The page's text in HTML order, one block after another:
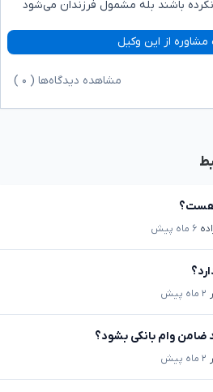
باشند بله مشمول فرزندان می‌شود
مشاوره از این وکیل
مشاهده دیدگاه‌ها ( ۰
هست؟
۶ ماه پیش
۲ ماه پیش
ضامن وام بانکی بشود؟
۲ ماه پیش